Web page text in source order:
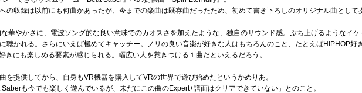
への収録は以前にも何曲かあったが、今までの楽曲は既存曲だったため、初めて書き下ろしのオリジナル曲として
華やかさに、電波ソング的な良い意味でのカオスさを加えたような、独自のサウンド感。ぶち上げるようなイ
聴かれる。さらにいえば極めてキャッチー。ノリの良い音楽が好きな人はもちろんのこと、たとえばHIPHOP好
きにも楽しめる要素が感じられる。幅広い人を惹きつける１曲だといえるだろう。
を提供してから、自身もVR機器を購入してVRの世界で遊び始めたというかめりあ。
Saberも今でも楽しく遊んでいるが、未だにこの曲のExpert+譜面はクリアできていない」とのこと。